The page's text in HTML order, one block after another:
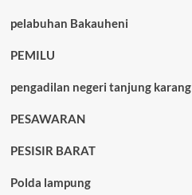
pelabuhan Bakauheni
PEMILU
pengadilan negeri tanjung karang
PESAWARAN
PESISIR BARAT
Polda lampung